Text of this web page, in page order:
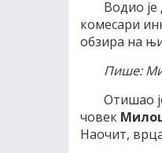
Водио
комесари
обзира на
Пише:
Отишао
човек
Наочит,